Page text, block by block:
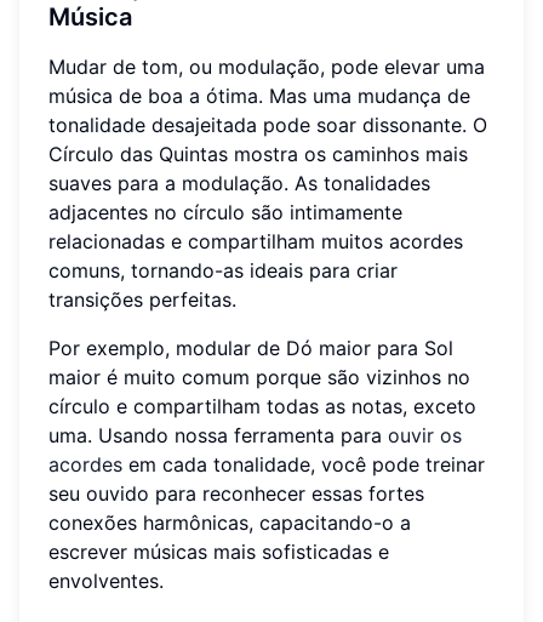
Música
Mudar de tom, ou modulação, pode elevar uma
música de boa a ótima. Mas uma mudança de
tonalidade desajeitada pode soar dissonante. O
Círculo das Quintas mostra os caminhos mais
suaves para a modulação. As tonalidades
adjacentes no círculo são intimamente
relacionadas e compartilham muitos acordes
comuns, tornando-as ideais para criar
transições perfeitas.
Por exemplo, modular de Dó maior para Sol
maior é muito comum porque são vizinhos no
círculo e compartilham todas as notas, exceto
uma. Usando nossa ferramenta para ouvir os
acordes em cada tonalidade, você pode treinar
seu ouvido para reconhecer essas fortes
conexões harmônicas, capacitando-o a
escrever músicas mais sofisticadas e
envolventes.